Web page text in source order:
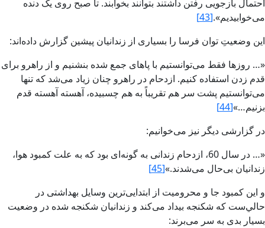
احتمال بازجويى رفتن داشتند بتوانند بخوابند. تا صبح روى يک دنده
مى‌خوابيديم‌».[43]
اين وضعيتِ توان فرسا را بسيارى از زندانيان پيشين گزارش‏ داده‌اند:
«… روزها فقط مى‌توانستيم با پاهاى جمع شده بنشنيم و از راهرو براى
قدم زدن استفاده کنيم. ازدحام در راهرو چنان زياد مى‌شد که تنها
مى‌توانستيم پشت سر هم تقريباً به هم چسبيده، آهسته آهسته قدم
بزنيم…»[44]
در گزارشى ديگر نيز مى‌خوانيم:
«… در سال 60، ازدحام زندانى به گونه‌اى بود که به علت کمبود هوا،
زندانيان بى‌حال مى‌شدند.»[45]
و اين کمبود جا و محروميت از ابتدايى‌ترين وسايل بهداشتى در
حالي‌ست که شکنجه بيداد مى‌کند و زندانيان شکنجه شده در وضعيت
بسيار بدى به سر مى‌برند‌: